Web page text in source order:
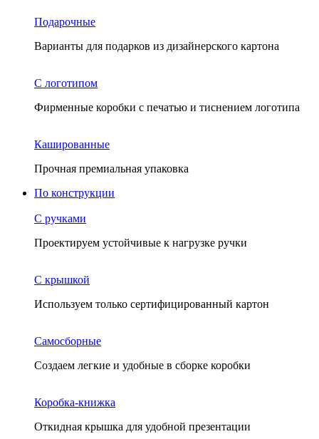
Подарочные
Варианты для подарков из дизайнерского картона
С логотипом
Фирменные коробки с печатью и тиснением логотипа
Кашированные
Прочная премиальная упаковка
По конструкции
С ручками
Проектируем устойчивые к нагрузке ручки
С крышкой
Используем только сертифицированный картон
Самосборные
Создаем легкие и удобные в сборке коробки
Коробка-книжка
Откидная крышка для удобной презентации